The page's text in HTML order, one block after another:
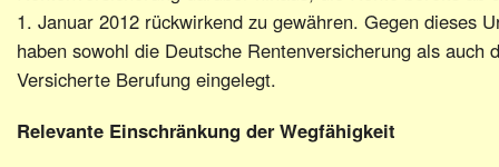
1. Januar 2012 rückwirkend zu gewähren. Gegen dieses
haben sowohl die Deutsche Rentenversicherung als auch
Versicherte Berufung eingelegt.
Relevante Einschränkung der Wegfähigkeit